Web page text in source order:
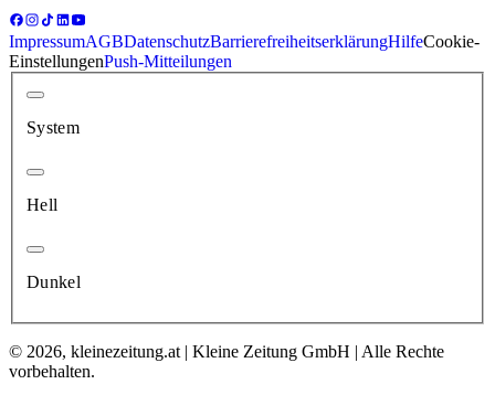
ImpressumAGBDatenschutzBarrierefreiheitserklärungHilfeCookie-
EinstellungenPush-Mitteilungen
System
Hell
Dunkel
© 2026, kleinezeitung.at | Kleine Zeitung GmbH | Alle Rechte
vorbehalten.